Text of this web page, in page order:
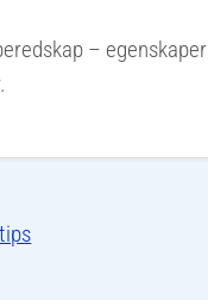
– egenskaper